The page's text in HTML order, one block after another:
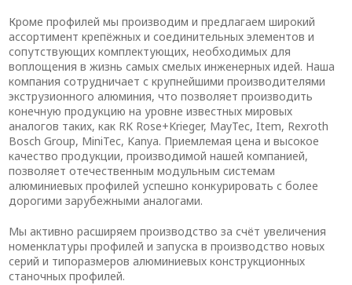
Кроме профилей мы производим и предлагаем широкий
ассортимент крепёжных и соединительных элементов и
сопутствующих комплектующих, необходимых для
воплощения в жизнь самых смелых инженерных идей. Наша
компания сотрудничает с крупнейшими производителями
экструзионного алюминия, что позволяет производить
конечную продукцию на уровне известных мировых
аналогов таких, как RK Rose+Krieger, MayTec, Item, Rexroth
Bosch Group, MiniTec, Kanya. Приемлемая цена и высокое
качество продукции, производимой нашей компанией,
позволяет отечественным модульным системам
алюминиевых профилей успешно конкурировать с более
дорогими зарубежными аналогами.
Мы активно расширяем производство за счёт увеличения
номенклатуры профилей и запуска в производство новых
серий и типоразмеров алюминиевых конструкционных
станочных профилей.